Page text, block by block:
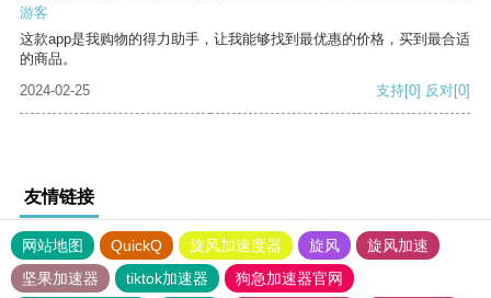
游客
这款app是我购物的得力助手，让我能够找到最优惠的价格，买到最合适
的商品。
2024-02-25
支持[0] 反对[0]
友情链接
网站地图 QuickQ 旋风加速度器 旋风
旋风加速
坚果加速器
tiktok加速器
狗急加速器官网